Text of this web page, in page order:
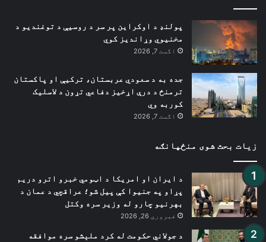
پولنډ د اوکراین پر سر د روسیې د توغندیو د
مخنیوي وړاندیز کوي
اگست 7, 2026
جده به د سعودي عربستان، ترکیې او پاکستان
ترمنځ د درې اړخیز دفاعي تړون د لاسلیک
کوربه وي
اگست 7, 2026
زیات بحث شوی منځپانګه
د ایران او امریکا د اټومي خبرو اترو دریم
پړاو په جنیوا کې پیل شو؛ عراقچي د عمان د
بهرنیو چارو له وزیر سره وکتل
فبروري 26, 2026
د جولاني حکومت له کرد ملېشو سره موافقه